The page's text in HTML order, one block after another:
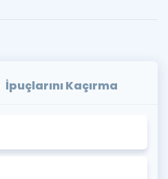
İpuçlarını Kaçırma